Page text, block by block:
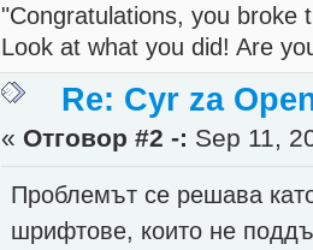
"Congratulations, you broke
Look at what you did! Are
Re: Cyr za
« Отговор #2 -: Sep 11,
Проблемът се решава
шрифтове, които не